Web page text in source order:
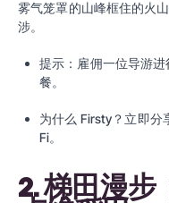
雾气笼罩的山峰框住的火
涉。
提示：雇佣一位导游
餐。
为什么 Firsty ？立即分
Fi。
2. 梯田漫步